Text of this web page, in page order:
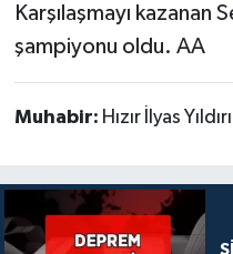
Karşılaşmayı kazanan
şampiyonu oldu. AA
Muhabir: Hızır İlyas